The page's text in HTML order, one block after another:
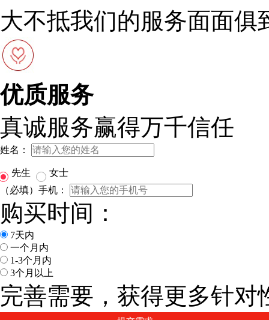
大不抵我们的服务面面俱
优质服务
真诚服务赢得万千信任
姓名：
先生
女士
（必填）手机：
购买时间：
7天内
一个月内
1-3个月内
3个月以上
完善需要，获得更多针